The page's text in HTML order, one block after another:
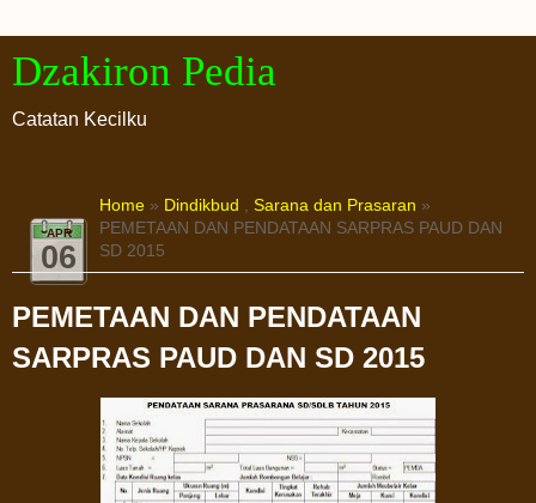
Dzakiron Pedia
Catatan Kecilku
APR
06
Home » Dindikbud , Sarana dan Prasaran »
PEMETAAN DAN PENDATAAN SARPRAS PAUD DAN
SD 2015
PEMETAAN DAN PENDATAAN
SARPRAS PAUD DAN SD 2015